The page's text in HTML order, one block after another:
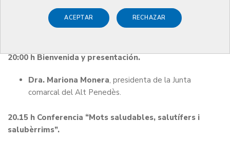
ACEPTAR RECHAZAR
del Alt Penedès 2024
20:00 h Bienvenida y presentación.
Dra. Mariona Monera, presidenta de la Junta
comarcal del Alt Penedès.
20.15 h Conferencia “Mots saludables, salutífers i
salubèrrims”.